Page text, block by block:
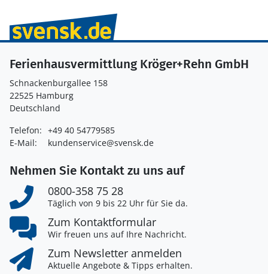
Ferienhausvermittlung Kröger+Rehn GmbH
Schnackenburgallee 158
22525 Hamburg
Deutschland
Telefon: +49 40 54779585
E-Mail:
kundenservice@svensk.de
Nehmen Sie Kontakt zu uns auf
0800-358 75 28
Täglich von 9 bis 22 Uhr für Sie da.
Zum Kontaktformular
Wir freuen uns auf Ihre Nachricht.
Zum Newsletter anmelden
Aktuelle Angebote & Tipps erhalten.